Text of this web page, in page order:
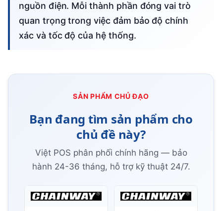
nguồn điện. Mỗi thành phần đóng vai trò
quan trọng trong việc đảm bảo độ chính
xác và tốc độ của hệ thống.
SẢN PHẨM CHỦ ĐẠO
Bạn đang tìm sản phẩm cho
chủ đề này?
Việt POS phân phối chính hãng — bảo
hành 24-36 tháng, hỗ trợ kỹ thuật 24/7.